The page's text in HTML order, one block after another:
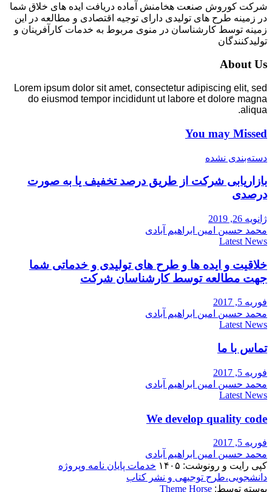
شرکت کوروش صنعت هخامنش آماده دریافت ایده های خلاق شما
در زمینه طرح های تولیدی دارای توجیه اقتصادی و مطالعه در این
زمینه توسط کارشناسان در منوی مربوط به خدمات کارآفرینان و
تولیدکنندگان
About Us
Lorem ipsum dolor sit amet, consectetur adipiscing elit, sed
do eiusmod tempor incididunt ut labore et dolore magna
aliqua.
You may Missed
دسته‌بندی نشده
بازاریابی شرکت از طریق درصد تخفیف یا به صورت
درصدی
ژانویه 26, 2019
محمد حسین امین ابراهیم آبادی
Latest News
خلاقیت و ایده ها و طرح های تولیدی و خدماتی شما
جهت مطالعه توسط کارشناسان شرکت
فوریه 5, 2017
محمد حسین امین ابراهیم آبادی
Latest News
تماس با ما
فوریه 5, 2017
محمد حسین امین ابراهیم آبادی
Latest News
We develop quality code
فوریه 5, 2017
محمد حسین امین ابراهیم آبادی
کپی رایت و رونوشت: ۱۴۰۵
خدمات پایان نامه وپروژه
دانشجویی،طرح توجیهی و نشر کتاب
پوسته توسط: Theme Horse